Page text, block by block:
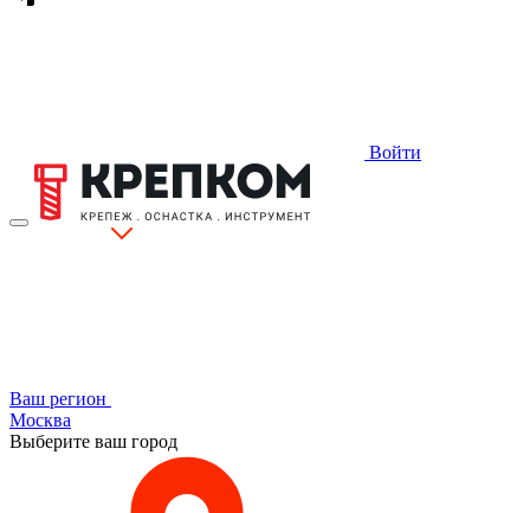
Войти
Ваш регион
Москва
Выберите ваш город